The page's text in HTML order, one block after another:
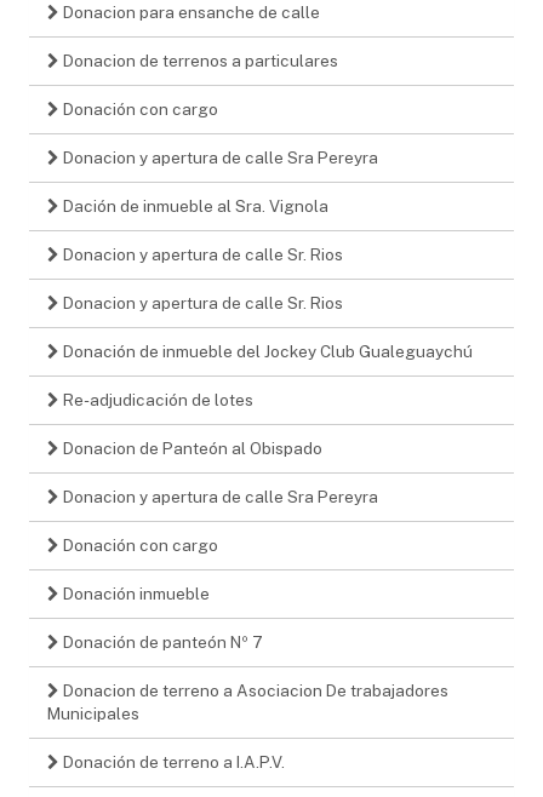
Donacion para ensanche de calle
Donacion de terrenos a particulares
Donación con cargo
Donacion y apertura de calle Sra Pereyra
Dación de inmueble al Sra. Vignola
Donacion y apertura de calle Sr. Rios
Donacion y apertura de calle Sr. Rios
Donación de inmueble del Jockey Club Gualeguaychú
Re-adjudicación de lotes
Donacion de Panteón al Obispado
Donacion y apertura de calle Sra Pereyra
Donación con cargo
Donación inmueble
Donación de panteón Nº 7
Donacion de terreno a Asociacion De trabajadores
Municipales
Donación de terreno a I.A.P.V.